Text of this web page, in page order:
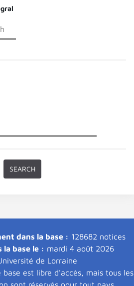
dans la base : 128682 notices
la base le : mardi 4 août 2026
de Lorraine
est libre d'accès, mais tous les